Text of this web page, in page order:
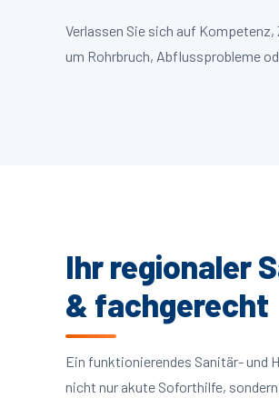
Verlassen Sie sich auf
um Rohrbruch, Abflussprobleme
Ihr regionaler
& fachgerecht
Ein funktionierendes Sanitär- und
nicht nur akute Soforthilfe,